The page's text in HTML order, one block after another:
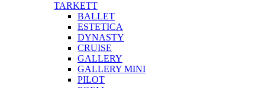
TARKETT
BALLET
ESTETICA
DYNASTY
CRUISE
GALLERY
GALLERY MINI
PILOT